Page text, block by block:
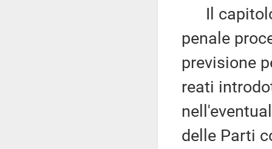
Il capitolo
penale
previsione
reati
delle Parti